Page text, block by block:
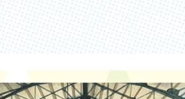
大学院